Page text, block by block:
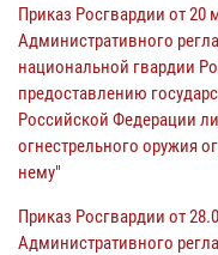
Приказ Росгвардии от 20
Административного
национальной гвардии
предоставлению
Российской Федерации
огнестрельного оружия
нему"
Приказ Росгвардии от
Административного